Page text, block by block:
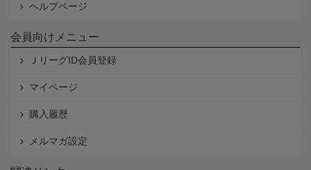
ヘルプページ
会員向けメニュー
ＪリーグID会員登録
マイページ
購入履歴
メルマガ設定